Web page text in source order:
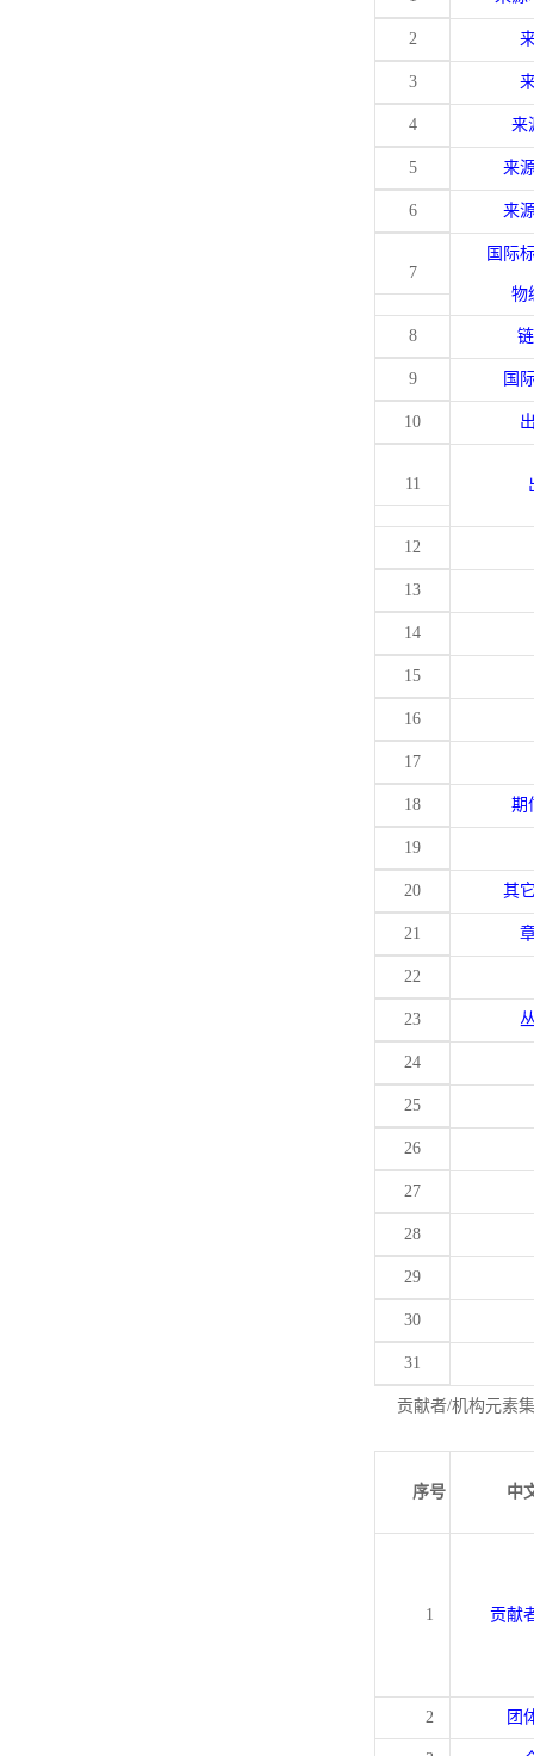
2
3
4 来
5 来
6 来
7
国际
物
8
9 国
10
11
12
13
14
15
16
17
18 期
19
20 其
21
22
23
24
25
26
27
28
29
30
31
贡献者/机构元素
序号 中
1 贡献
2 团